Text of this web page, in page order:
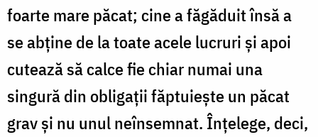
foarte mare păcat; cine a făgăduit însă a
se abține de la toate acele lucruri și apoi
cutează să calce fie chiar numai una
singură din obligații făptuiește un păcat
grav și nu unul neînsemnat. Înțelege, deci,